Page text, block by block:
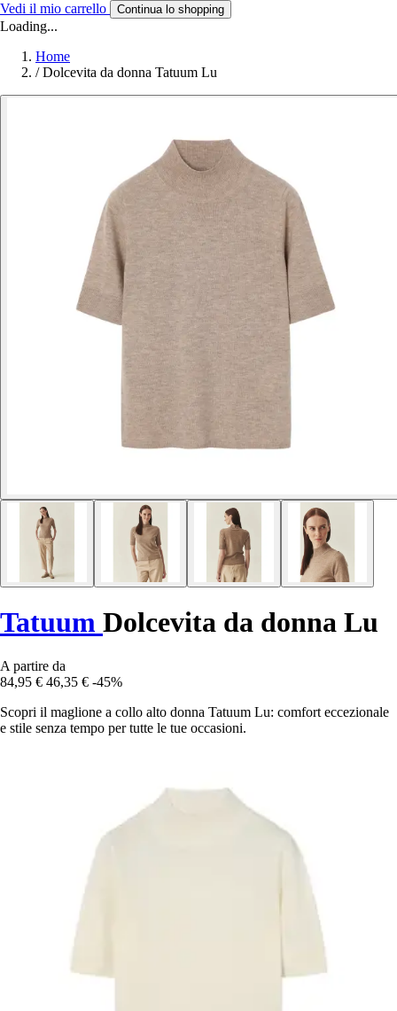
Vedi il mio carrello Continua lo shopping
Loading...
Home
/ Dolcevita da donna Tatuum Lu
Tatuum Dolcevita da donna Lu
A partire da
84,95 € 46,35 € -45%
Scopri il maglione a collo alto donna Tatuum Lu: comfort eccezionale
e stile senza tempo per tutte le tue occasioni.